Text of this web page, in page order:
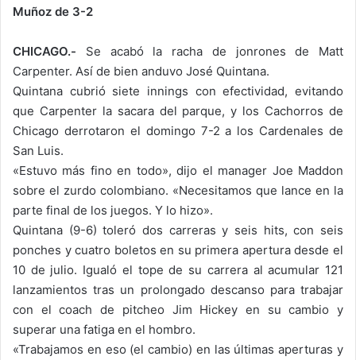
Muñoz de 3-2
CHICAGO.- Se acabó la racha de jonrones de Matt
Carpenter. Así de bien anduvo José Quintana.
Quintana cubrió siete innings con efectividad, evitando
que Carpenter la sacara del parque, y los Cachorros de
Chicago derrotaron el domingo 7-2 a los Cardenales de
San Luis.
«Estuvo más fino en todo», dijo el manager Joe Maddon
sobre el zurdo colombiano. «Necesitamos que lance en la
parte final de los juegos. Y lo hizo».
Quintana (9-6) toleró dos carreras y seis hits, con seis
ponches y cuatro boletos en su primera apertura desde el
10 de julio. Igualó el tope de su carrera al acumular 121
lanzamientos tras un prolongado descanso para trabajar
con el coach de pitcheo Jim Hickey en su cambio y
superar una fatiga en el hombro.
«Trabajamos en eso (el cambio) en las últimas aperturas y